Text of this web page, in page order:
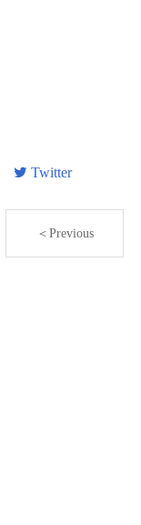
Twitter
＜Previous